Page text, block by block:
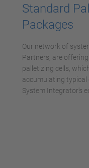
Standard
Packages
Our network of
Partners, are
palletizing cells,
accumulating typical
System Integrator's